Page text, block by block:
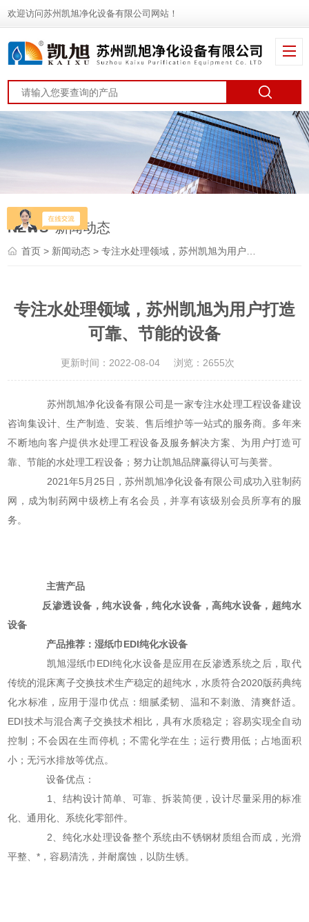
欢迎访问苏州凯旭净化设备有限公司网站！
NEWS 新闻动态
首页 > 新闻动态 > 专注水处理领域，苏州凯旭为用户打造可靠、节能的设备
专注水处理领域，苏州凯旭为用户打造
可靠、节能的设备
更新时间：2022-08-04 浏览：2655次
苏州凯旭净化设备有限公司是一家专注水处理工程设备建设
咨询集设计、生产制造、安装、售后维护等一站式的服务商。多年来
不断地向客户提供水处理工程设备及服务解决方案、为用户打造可
靠、节能的水处理工程设备；努力让凯旭品牌赢得认可与美誉。
2021年5月25日，苏州凯旭净化设备有限公司成功入驻制药
网，成为制药网中级榜上有名会员，并享有该级别会员所享有的服
务。
主营产品
反渗透设备，纯水设备，纯化水设备，高纯水设备，超纯水
设备
产品推荐：湿纸巾EDI纯化水设备
凯旭湿纸巾EDI纯化水设备是应用在反渗透系统之后，取代
传统的混床离子交换技术生产稳定的超纯水，水质符合2020版药典纯
化水标准，应用于湿巾优点：细腻柔韧、温和不刺激、清爽舒适。
EDI技术与混合离子交换技术相比，具有水质稳定；容易实现全自动
控制；不会因在生而停机；不需化学在生；运行费用低；占地面积
小；无污水排放等优点。
设备优点：
1、结构设计简单、可靠、拆装简便，设计尽量采用的标准
化、通用化、系统化零部件。
2、纯化水处理设备整个系统由不锈钢材质组合而成，光滑
平整、*，容易清洗，并耐腐蚀，以防生锈。